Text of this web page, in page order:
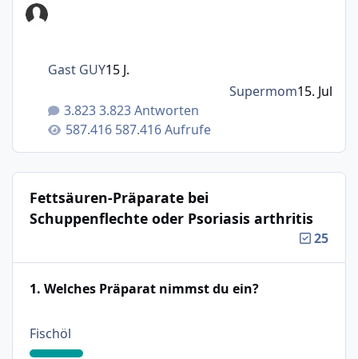
3.823 Antworten
587.416 Aufrufe
Gast GUY15 J.
Supermom15. Jul
Fettsäuren-Präparate bei
Schuppenflechte oder Psoriasis arthritis
25
1. Welches Präparat nimmst du ein?
Fischöl: 18%